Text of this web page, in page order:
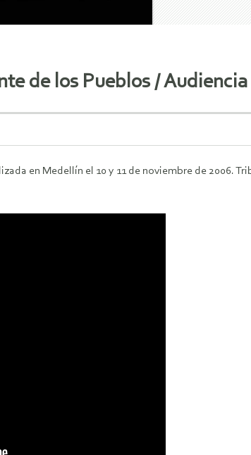
de los Pueblos /
en Medellín el 10 y 11 de noviembre de 2006.